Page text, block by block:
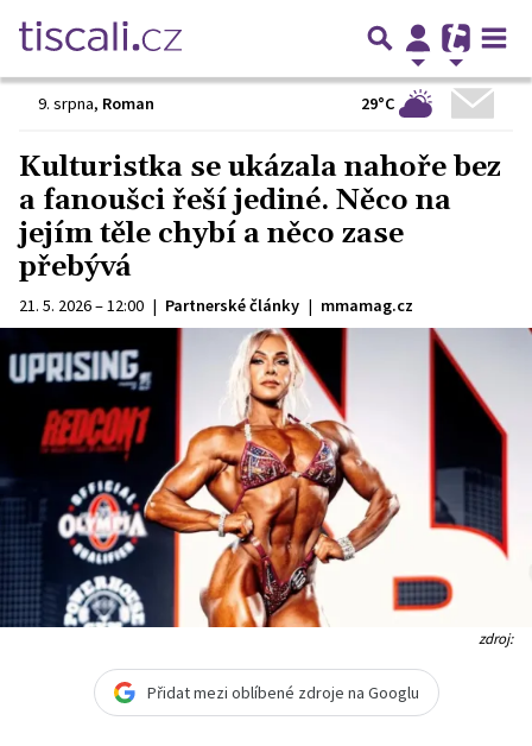
9. srpna, Roman 29°C
Kulturistka se ukázala nahoře bez
a fanoušci řeší jediné. Něco na
jejím těle chybí a něco zase
přebývá
21. 5. 2026 – 12:00 | Partnerské články | mmamag.cz
zdroj:
Přidat mezi oblíbené zdroje na Googlu